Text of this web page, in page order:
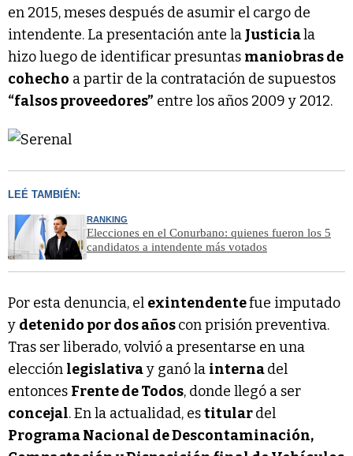
en 2015, meses después de asumir el cargo de
intendente. La presentación ante la Justiciala
hizo luego de identificar presuntas maniobras de
cohecho a partir de la contratación de supuestos
“falsos proveedores” entre los años 2009 y 2012.
LEÉ TAMBIÉN:
RANKING
Elecciones en el Conurbano: quienes fueron los 5
candidatos a intendente más votados
Por esta denuncia, el exintendentefue imputado
y detenido por dos añoscon prisión preventiva.
Tras ser liberado, volvió a presentarse en una
elección legislativay ganó la internadel
entonces Frente de Todos, donde llegó a ser
concejal. En la actualidad, estitulardel
Programa Nacional de Descontaminación,